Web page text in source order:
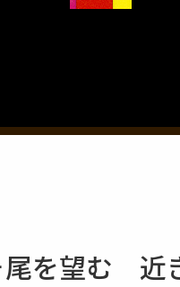
尾を望む